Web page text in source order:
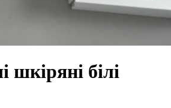
шкіряні білі